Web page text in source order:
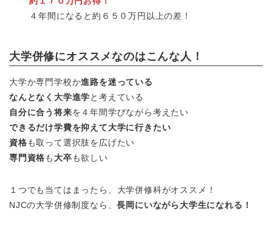
４年間になると約６５０万円以上の差！
大学併修にオススメなのはこんな人！
大学か専門学校か進路を迷っている
なんとなく大学進学と考えている
自分に合う将来を４年間学びながら考えたい
できるだけ学費を抑えて大学に行きたい
資格も取って選択肢を広げたい
専門資格も 大卒も欲しい
１つでも当てはまったら、大学併修科がオススメ！
NJCの大学併修制度なら、長岡にいながら大学生になれる！